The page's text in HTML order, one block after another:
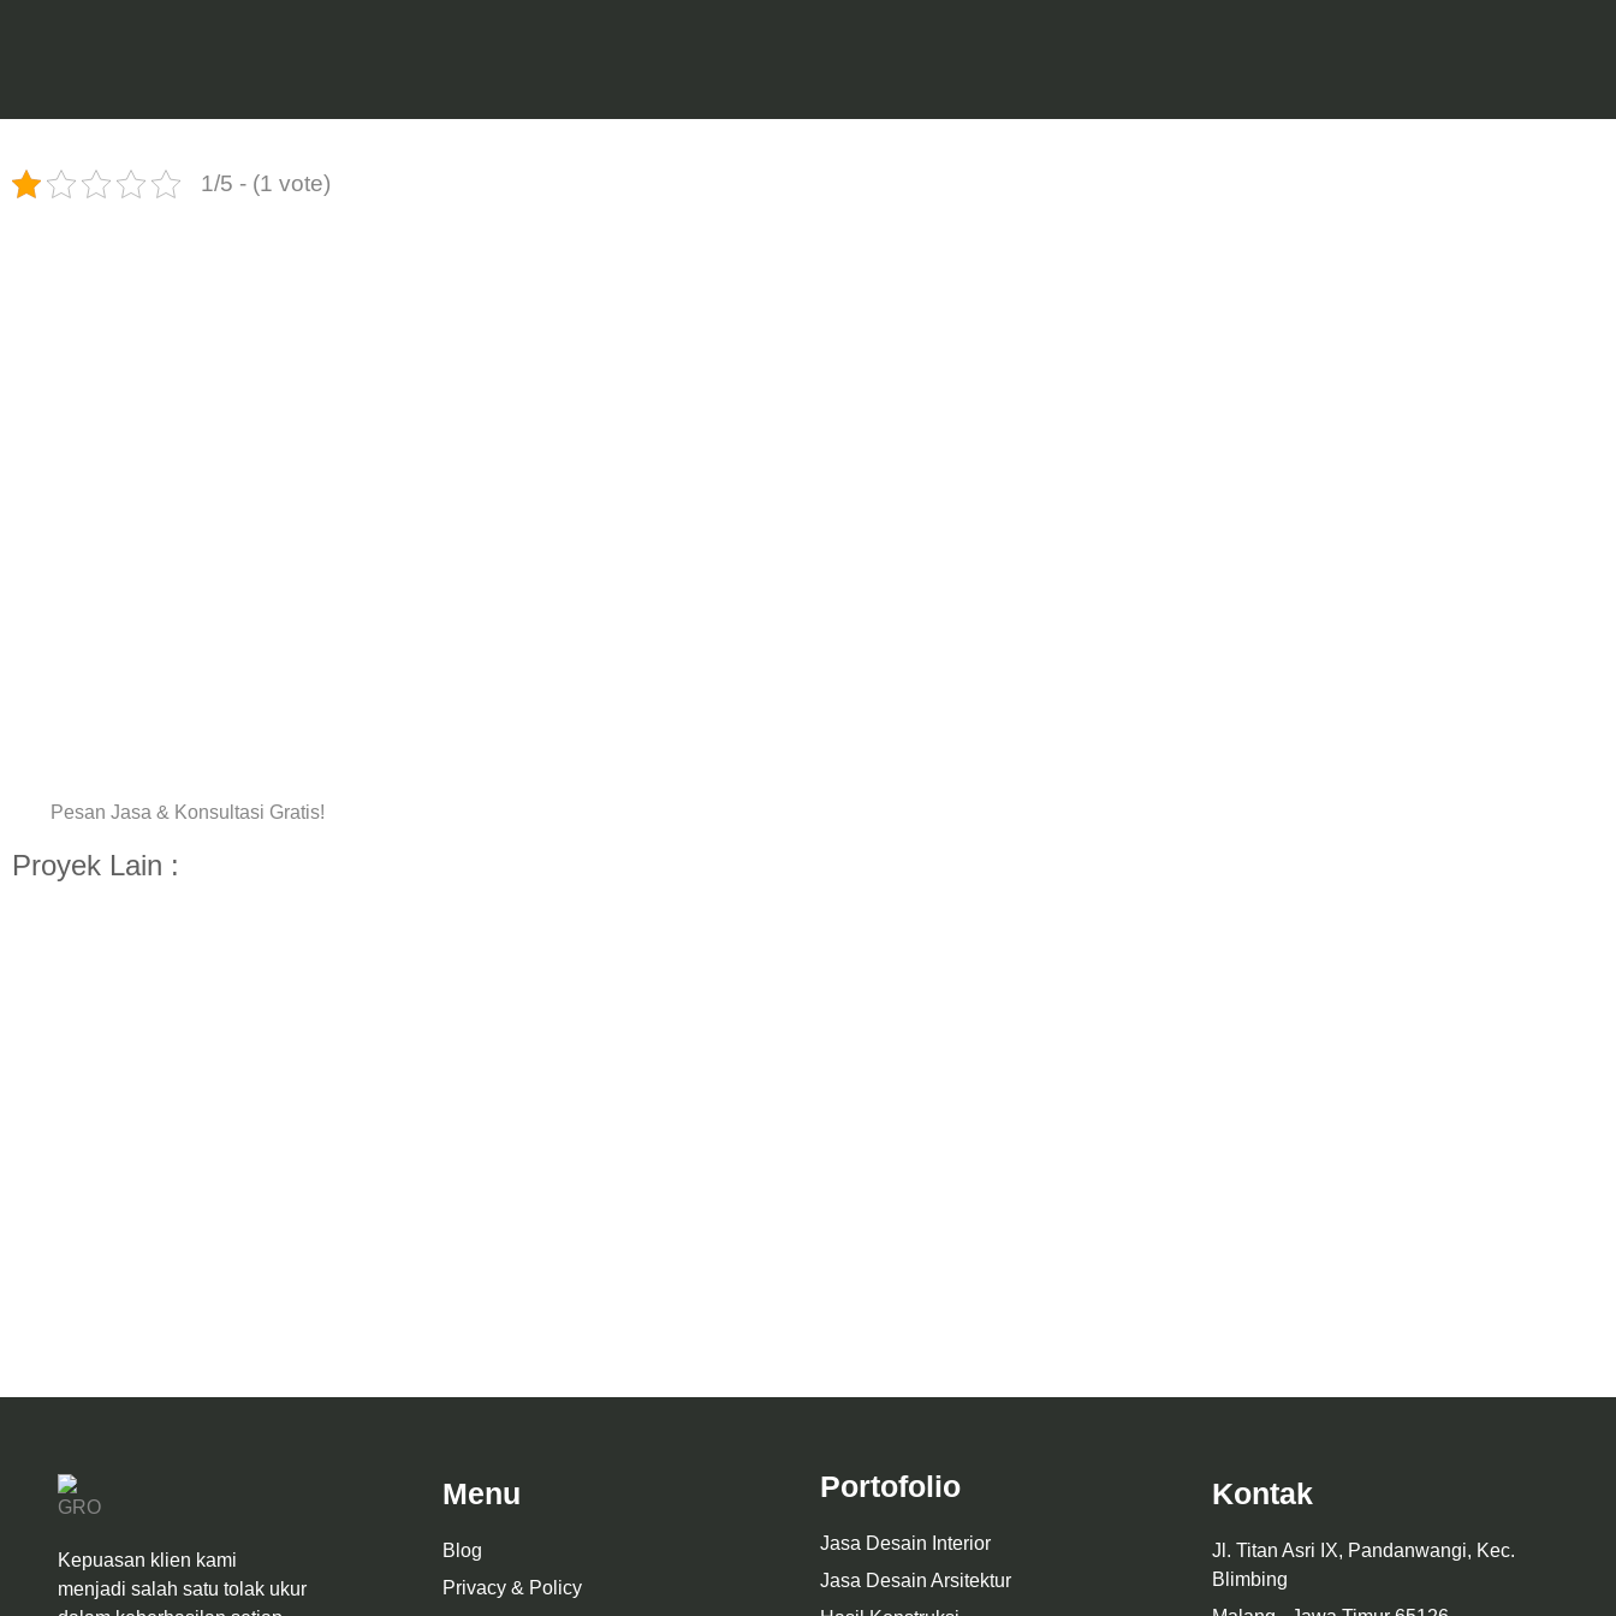
1/5 - (1 vote)
Pesan Jasa & Konsultasi Gratis!
Proyek Lain :
Kepuasan klien kami
menjadi salah satu tolak ukur
Menu
Blog
Privacy & Policy
Portofolio
Jasa Desain Interior
Jasa Desain Arsitektur
Kontak
Jl. Titan Asri IX, Pandanwangi, Kec.
Blimbing